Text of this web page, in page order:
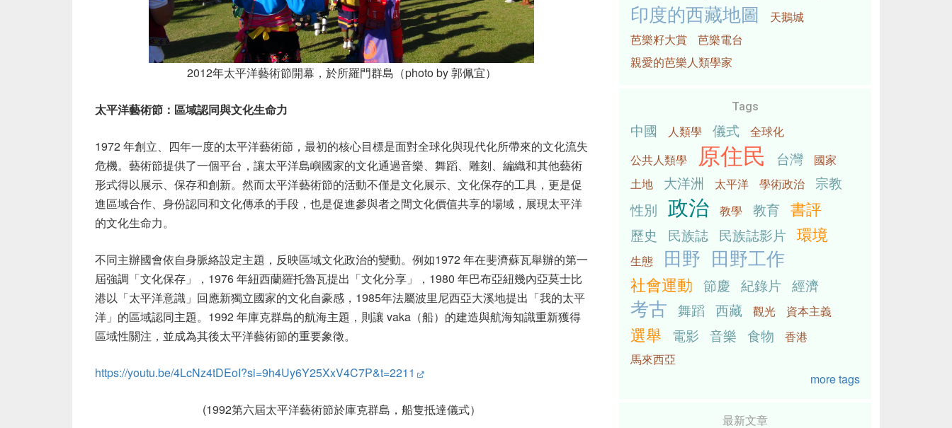
2012年太平洋藝術節開幕，於所羅門群島（photo by 郭佩宜）
太平洋藝術節：區域認同與文化生命力
1972年創立、四年一度的太平洋藝術節，最初的核心目標是面對全球化與現代化所帶來的文化流失
危機。藝術節提供了一個平台，讓太平洋島嶼國家的文化通過音樂、舞蹈、雕刻、編織和其他藝術
形式得以展示、保存和創新。然而太平洋藝術節的活動不僅是文化展示、文化保存的工具，更是促
進區域合作、身份認同和文化傳承的手段，也是促進參與者之間文化價值共享的場域，展現太平洋
的文化生命力。
不同主辦國會依自身脈絡設定主題，反映區域文化政治的變動。例如1972年在斐濟蘇瓦舉辦的第一
屆強調「文化保存」， 1976年紐西蘭羅托魯瓦提出「文化分享」， 1980 年巴布亞紐幾內亞莫士比
港以「太平洋意識」回應新獨立國家的文化自豪感， 1985年法屬波里尼西亞大溪地提出「我的太平
洋」的區域認同主題。 1992年庫克群島的航海主題，則讓 vaka （船）的建造與航海知識重新獲得
區域性關注，並成為其後太平洋藝術節的重要象徵。
https://youtu.be/4LcNz4tDEoI?si=9h4Uy6Y25XxV4C7P&t=2211
(1992第六屆太平洋藝術節於庫克群島，船隻抵達儀式）
印度的西藏地圖
天鵝城
芭樂籽大賞
芭樂電台
親愛的芭樂人類學家
Tags
中國 人類學 儀式
全球化
公共人類學
原住民 台灣
國家
土地
大洋洲 太平洋 學術政治
宗教
性別 政治 教學 教育 書評
歷史 民族誌 民族誌影片 環境
生態 田野 田野工作
社會運動 節慶 紀錄片 經濟
考古 舞蹈 西藏 觀光 資本主義
選舉 電影 音樂 食物
香港
馬來西亞
more tags
最新文章